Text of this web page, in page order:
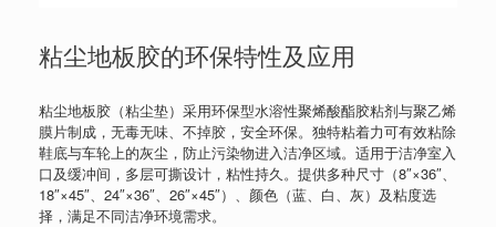
粘尘地板胶的环保特性及应用
粘尘地板胶（粘尘垫）采用环保型水溶性聚烯酸酯胶粘剂与聚乙烯
膜片制成，无毒无味、不掉胶，安全环保。独特粘着力可有效粘除
鞋底与车轮上的灰尘，防止污染物进入洁净区域。适用于洁净室入
口及缓冲间，多层可撕设计，粘性持久。提供多种尺寸（8″×36″、
18″×45″、24″×36″、26″×45″）、颜色（蓝、白、灰）及粘度选
择，满足不同洁净环境需求。